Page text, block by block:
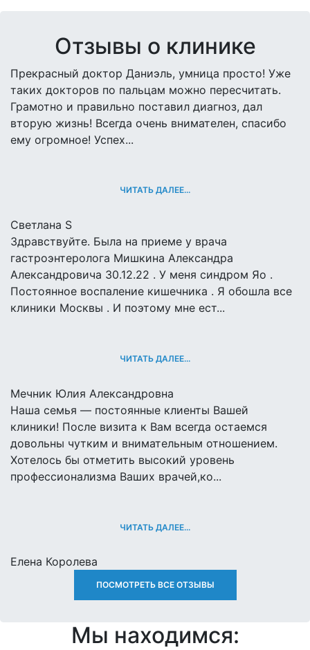
Отзывы о клинике
Прекрасный доктор Даниэль, умница просто! Уже
таких докторов по пальцам можно пересчитать.
Грамотно и правильно поставил диагноз, дал
вторую жизнь! Всегда очень внимателен, спасибо
ему огромное! Успех...
ЧИТАТЬ ДАЛЕЕ...
Светлана S
Здравствуйте. Была на приеме у врача
гастроэнтеролога Мишкина Александра
Александровича 30.12.22 . У меня синдром Яо .
Постоянное воспаление кишечника . Я обошла все
клиники Москвы . И поэтому мне ест...
ЧИТАТЬ ДАЛЕЕ...
Мечник Юлия Александровна
Наша семья — постоянные клиенты Вашей
клиники! После визита к Вам всегда остаемся
довольны чутким и внимательным отношением.
Хотелось бы отметить высокий уровень
профессионализма Ваших врачей,ко...
ЧИТАТЬ ДАЛЕЕ...
Елена Королева
ПОСМОТРЕТЬ ВСЕ ОТЗЫВЫ
Мы находимся: